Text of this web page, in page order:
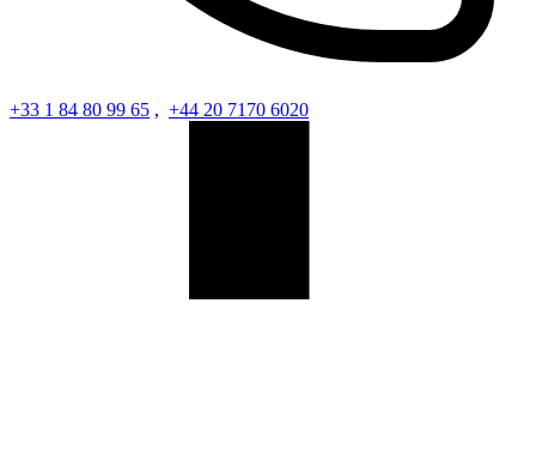
+33 1 84 80 99 65 , +44 20 7170 6020